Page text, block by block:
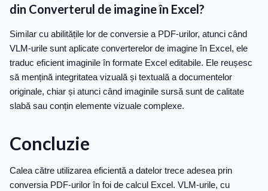
din Converterul de imagine în Excel?
Similar cu abilitățile lor de conversie a PDF-urilor, atunci când
VLM-urile sunt aplicate converterelor de imagine în Excel, ele
traduc eficient imaginile în formate Excel editabile. Ele reușesc
să mențină integritatea vizuală și textuală a documentelor
originale, chiar și atunci când imaginile sursă sunt de calitate
slabă sau conțin elemente vizuale complexe.
Concluzie
Calea către utilizarea eficientă a datelor trece adesea prin
conversia PDF-urilor în foi de calcul Excel. VLM-urile, cu